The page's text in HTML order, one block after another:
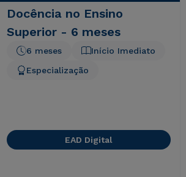
Docência no Ensino
Superior - 6 meses
Início Imediato
6 meses
Especialização
EAD Digital